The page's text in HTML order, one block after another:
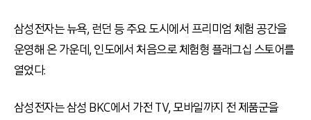
삼성전자는 뉴욕, 런던 등 주요 도시에서 프리미엄 체험 공간을
운영해 온 가운데, 인도에서 처음으로 체험형 플래그십 스토어를
열었다.
삼성전자는 삼성 BKC에서 가전 TV, 모바일까지 전 제품군을